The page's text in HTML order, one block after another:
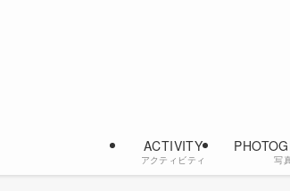
ACTIVITY
アクティビティ 写